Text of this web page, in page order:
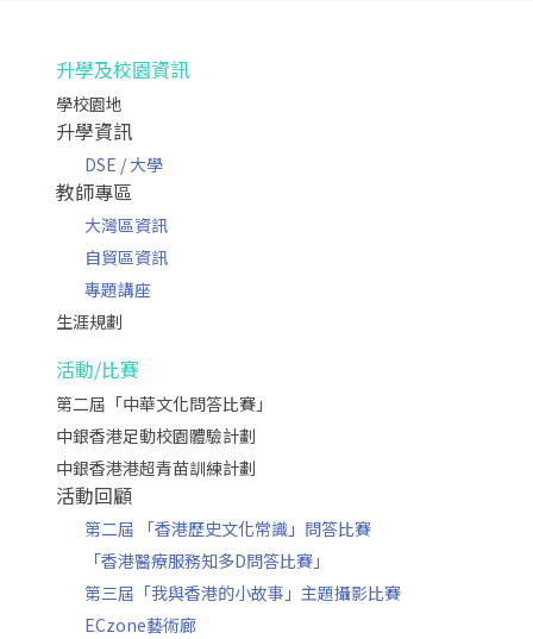
升學及校園資訊
學校園地
升學資訊
DSE / 大學
教師專區
大灣區資訊
自貿區資訊
專題講座
生涯規劃
活動/比賽
第二屆「中華文化問答比賽」
中銀香港足動校園體驗計劃
中銀香港港超青苗訓練計劃
活動回顧
第二屆 「香港歷史文化常識」問答比賽
「香港醫療服務知多D問答比賽」
第三屆「我與香港的小故事」主題攝影比賽
ECzone藝術廊